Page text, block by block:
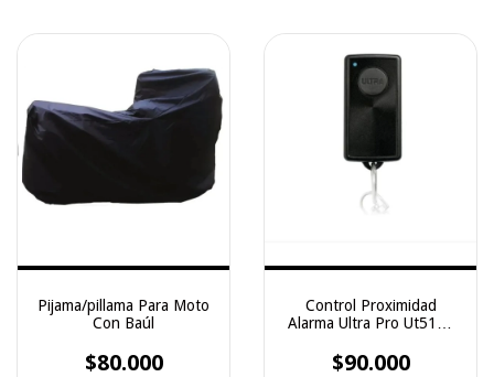
Pijama/pillama Para Moto
Con Baúl
$80.000
Control Proximidad
Alarma Ultra Pro Ut5100
$90.000